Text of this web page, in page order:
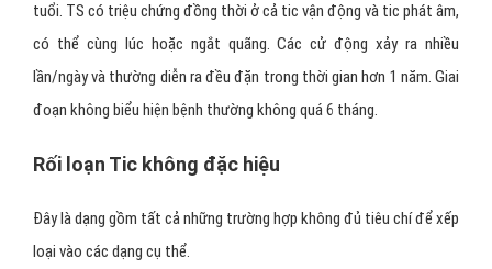
tuổi. TS có triệu chứng đồng thời ở cả tic vận động và tic phát âm,
có thể cùng lúc hoặc ngắt quãng. Các cử động xảy ra nhiều
lần/ngày và thường diễn ra đều đặn trong thời gian hơn 1 năm. Giai
đoạn không biểu hiện bệnh thường không quá 6 tháng.
Rối loạn Tic không đặc hiệu
Đây là dạng gồm tất cả những trường hợp không đủ tiêu chí để xếp
loại vào các dạng cụ thể.